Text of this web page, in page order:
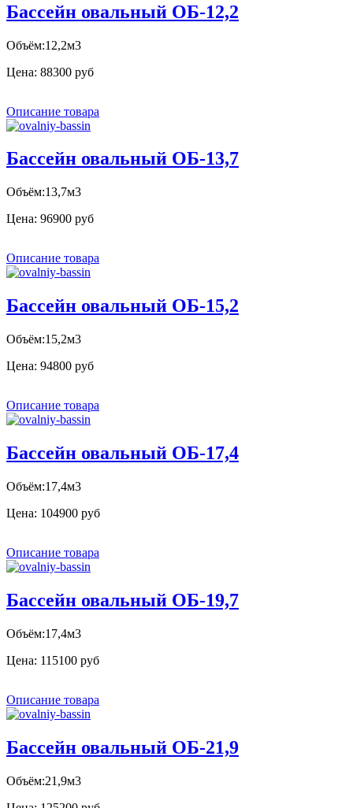
Бассейн овальный ОБ-12,2
Объём:12,2м3
Цена: 88300 руб
Описание товара
Бассейн овальный ОБ-13,7
Объём:13,7м3
Цена: 96900 руб
Описание товара
Бассейн овальный ОБ-15,2
Объём:15,2м3
Цена: 94800 руб
Описание товара
Бассейн овальный ОБ-17,4
Объём:17,4м3
Цена: 104900 руб
Описание товара
Бассейн овальный ОБ-19,7
Объём:17,4м3
Цена: 115100 руб
Описание товара
Бассейн овальный ОБ-21,9
Объём:21,9м3